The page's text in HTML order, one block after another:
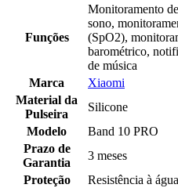
Funções
Monitoramento
sono,
(SpO2),
barométrico,
de música
Marca
Xiaomi
Material da
Pulseira
Silicone
Modelo
Band 10 PRO
Prazo de
Garantia
3 meses
Proteção
Resistência à